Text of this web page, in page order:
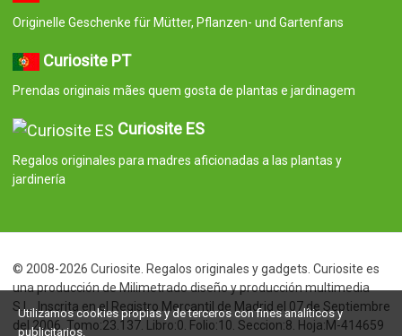
Originelle Geschenke für Mütter, Pflanzen- und Gartenfans
Curiosite PT
Prendas originais mães quem gosta de plantas e jardinagem
Curiosite ES
Regalos originales para madres aficionadas a las plantas y
jardinería
© 2008-2026 Curiosite. Regalos originales y gadgets. Curiosite es
una producción de Milimetrado diseño y producción multimedia
S.L.. Inscrita en el Registro Mercantil de Madrid el 07 de Septiembre
del 2006. Tomo:23.137. Libro:0. Folio:10. Seccion:8. Hoja:M-414659
Utilizamos cookies propias y de terceros con fines analíticos y
publicitarios.